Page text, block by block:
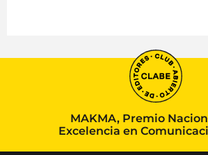
MAKMA, Premio
Excelencia en